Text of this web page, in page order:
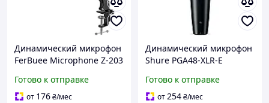
Динамический микрофон
FerBuee Microphone Z-203
RGB-подсветкой,
регулятором громкости
Готово к отправке
от 176₴/мес
Динамический микрофон
Shure PGA48-XLR-E
кардиоидной диаграммой
и выключателем
Готово к отправке
от254₴/мес